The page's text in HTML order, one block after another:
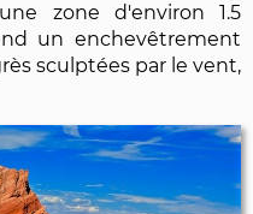
zone d'environ 1.5
un enchevêtrement
sculptées par le vent,